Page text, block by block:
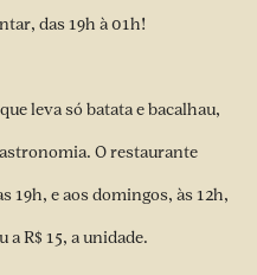
das 19h à 01h!
leva só batata e bacalhau,
O restaurante
19h, e aos domingos, às 12h,
R$ 15, a unidade.